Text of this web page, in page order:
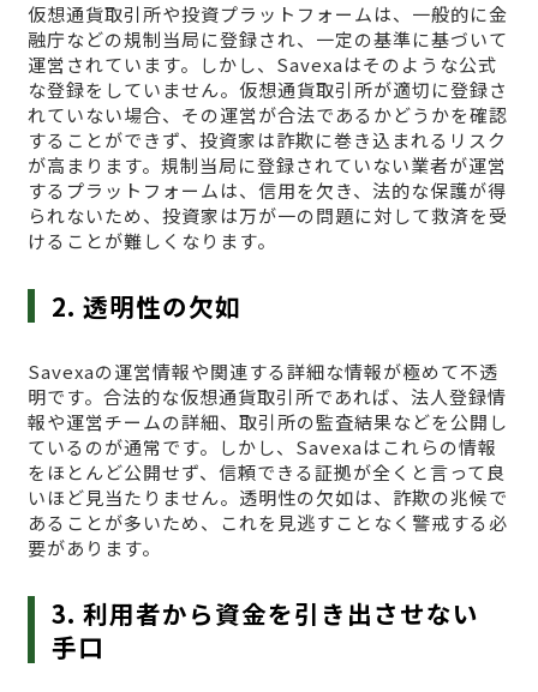
仮想通貨取引所や投資プラットフォームは、一般的に金
融庁などの規制当局に登録され、一定の基準に基づいて
運営されています。しかし、Savexaはそのような公式
な登録をしていません。仮想通貨取引所が適切に登録さ
れていない場合、その運営が合法であるかどうかを確認
することができず、投資家は詐欺に巻き込まれるリスク
が高まります。規制当局に登録されていない業者が運営
するプラットフォームは、信用を欠き、法的な保護が得
られないため、投資家は万が一の問題に対して救済を受
けることが難しくなります。
2. 透明性の欠如
Savexaの運営情報や関連する詳細な情報が極めて不透
明です。合法的な仮想通貨取引所であれば、法人登録情
報や運営チームの詳細、取引所の監査結果などを公開し
ているのが通常です。しかし、Savexaはこれらの情報
をほとんど公開せず、信頼できる証拠が全くと言って良
いほど見当たりません。透明性の欠如は、詐欺の兆候で
あることが多いため、これを見逃すことなく警戒する必
要があります。
3. 利用者から資金を引き出させない
手口